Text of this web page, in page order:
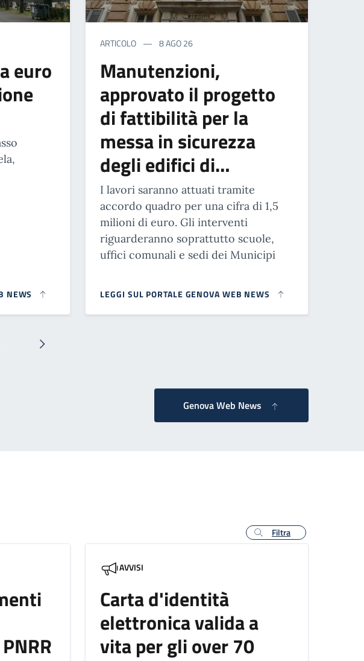
euro
NEWS
ARTICOLO 8 AGO 26
Manutenzioni,
approvato il progetto
di fattibilità per la
messa in sicurezza
degli edifici di…
I lavori saranno attuati tramite
accordo quadro per una cifra di 1,5
milioni di euro. Gli interventi
riguarderanno soprattutto scuole,
uffici comunali e sedi dei Municipi
LEGGI SUL PORTALE GENOVA WEB NEWS
Pagina successiva
Genova Web News
Filtra
AVVISI
Carta d'identità
elettronica valida a
vita per gli over 70